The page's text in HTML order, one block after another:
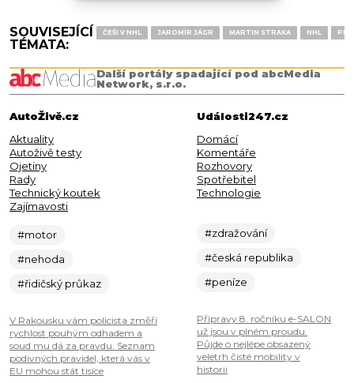
SOUVISEJÍCÍ
TÉMATA:
ČEŠI V NHL JAROMÍR JÁGR MARTIN STRAKA NHL
Další portály spadající pod abcMedia
Network, s.r.o.
AutoŽivě.cz
Aktuality
Autoživě testy
Ojetiny
Rady
Technický koutek
Zajímavosti
#motor
#nehoda
#řidičský průkaz
V Rakousku vám policista změří
rychlost pouhým odhadem a
soud mu dá za pravdu. Seznam
podivných pravidel, která vás v
EU mohou stát tisíce
Události247.cz
Domácí
Komentáře
Rozhovory
Spotřebitel
Technologie
#zdražování
#česká republika
#peníze
Přípravy 8. ročníku e-SALON
už jsou v plném proudu.
Půjde o nejlépe obsazený
veletrh čisté mobility v
historii